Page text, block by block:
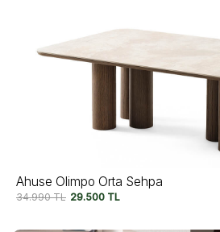
Ahuse Olimpo Orta Sehpa
34.990TL 29.500 TL